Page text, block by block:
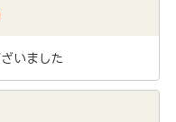
いました